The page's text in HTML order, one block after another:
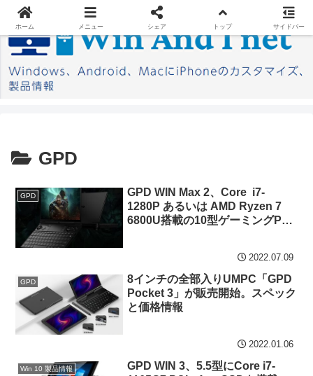
GPD
GPD
GPD WIN Max 2、Core i7-
1280P あるいは AMD Ryzen 7
6800U搭載の10型ゲーミングPC
2022.07.09
GPD
8インチの全部入りUMPC「GPD
Pocket 3」が販売開始。スペック
と価格情報
2022.01.06
Win 10 製品情報
GPD WIN 3、5.5型にCore i7-
ホーム メニュー シェア トップ サイドバー